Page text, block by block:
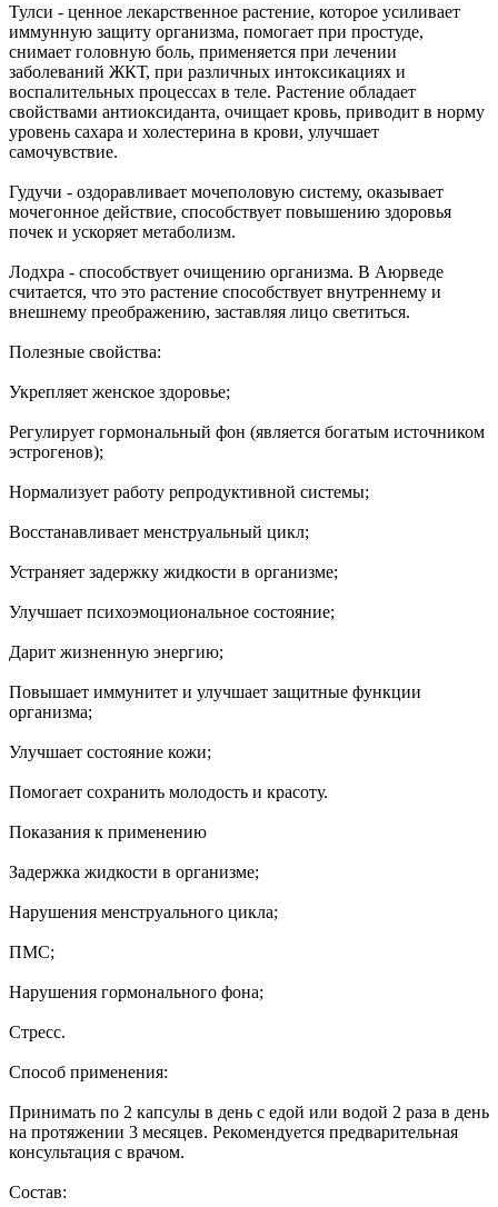
Тулси - ценное лекарственное растение, которое усиливает
иммунную защиту организма, помогает при простуде,
снимает головную боль, применяется при лечении
заболеваний ЖКТ, при различных интоксикациях и
воспалительных процессах в теле. Растение обладает
свойствами антиоксиданта, очищает кровь, приводит в норму
уровень сахара и холестерина в крови, улучшает
самочувствие.
Гудучи - оздоравливает мочеполовую систему, оказывает
мочегонное действие, способствует повышению здоровья
почек и ускоряет метаболизм.
Лодхра - способствует очищению организма. В Аюрведе
считается, что это растение способствует внутреннему и
внешнему преображению, заставляя лицо светиться.
Полезные свойства:
Укрепляет женское здоровье;
Регулирует гормональный фон (является богатым источником
эстрогенов);
Нормализует работу репродуктивной системы;
Восстанавливает менструальный цикл;
Устраняет задержку жидкости в организме;
Улучшает психоэмоциональное состояние;
Дарит жизненную энергию;
Повышает иммунитет и улучшает защитные функции
организма;
Улучшает состояние кожи;
Помогает сохранить молодость и красоту.
Показания к применению
Задержка жидкости в организме;
Нарушения менструального цикла;
ПМС;
Нарушения гормонального фона;
Стресс.
Способ применения:
Принимать по 2 капсулы в день с едой или водой 2 раза в день
на протяжении 3 месяцев. Рекомендуется предварительная
консультация с врачом.
Состав: